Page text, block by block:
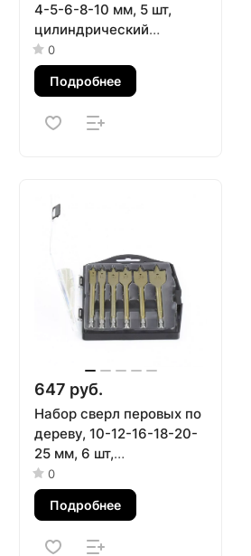
4-5-6-8-10 мм, 5 шт,
цилиндрический
хвостовиковик,
пластиковый кейс,
Matrix
0
Подробнее
647 руб.
Набор сверл перовых по
дереву, 10-12-16-18-20-
25 мм, 6 шт,
пластиковый кейс,
Matrix
0
Подробнее